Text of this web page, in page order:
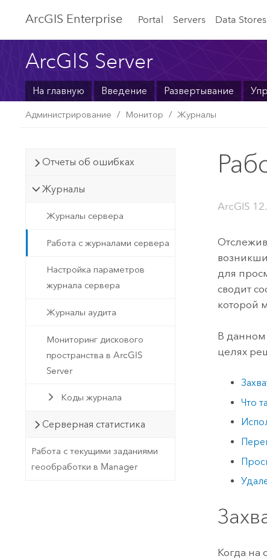
ArcGIS Enterprise Portal Servers Data Stores
ArcGIS Server
На главную Введение Развертывание
Администрирование Монитор Журналы
Отчеты об ошибках
Журналы
Журналы сервера
Работа с журналами сервера
Настройка параметров
журнала сервера
Журналы аудита
Мониторинг дискового
пространства в ArcGIS
Server
Коды журнала
Серверная статистика
Работа с текущими заданиями
геообработки в Manager
ArcGIS
для
сводит
которой
В данном
целях
Что
Когда на